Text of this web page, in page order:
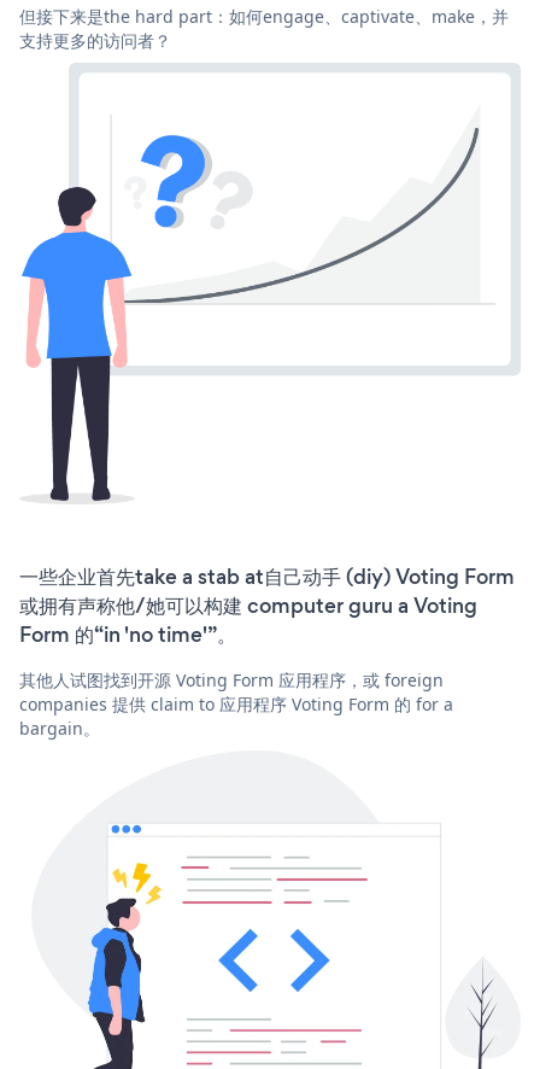
但接下来是the hard part：如何engage、captivate、make，并
支持更多的访问者？
一些企业首先take a stab at自己动手 (diy) Voting Form
或拥有声称他/她可以构建 computer guru a Voting
Form 的“in 'no time'”。
其他人试图找到开源 Voting Form 应用程序，或 foreign
companies 提供 claim to 应用程序 Voting Form 的 for a
bargain。